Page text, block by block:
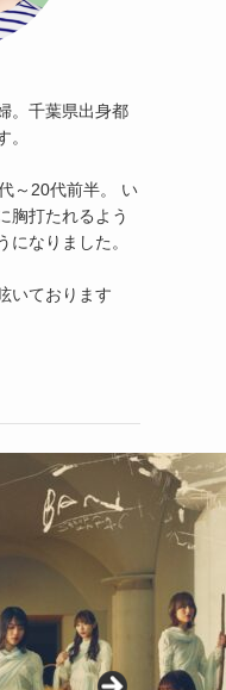
。千葉県出身都
。
～20代前半。 い
胸打たれるよう
になりました。
いております